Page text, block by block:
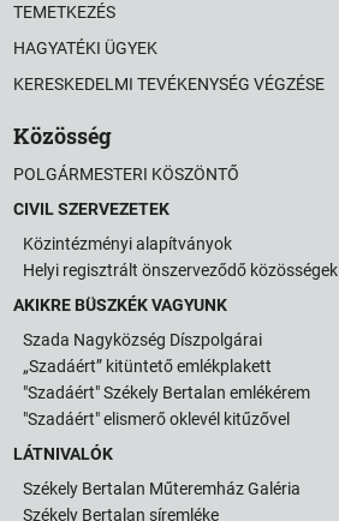
TEMETKEZÉS
HAGYATÉKI ÜGYEK
KERESKEDELMI TEVÉKENYSÉG VÉGZÉSE
Közösség
POLGÁRMESTERI KÖSZÖNTŐ
CIVIL SZERVEZETEK
Közintézményi alapítványok
Helyi regisztrált önszerveződő közösségek
AKIKRE BÜSZKÉK VAGYUNK
Szada Nagyközség Díszpolgárai
„Szadáért” kitüntető emlékplakett
"Szadáért" Székely Bertalan emlékérem
"Szadáért" elismerő oklevél kitűzővel
LÁTNIVALÓK
Székely Bertalan Műteremház Galéria
Székely Bertalan síremléke